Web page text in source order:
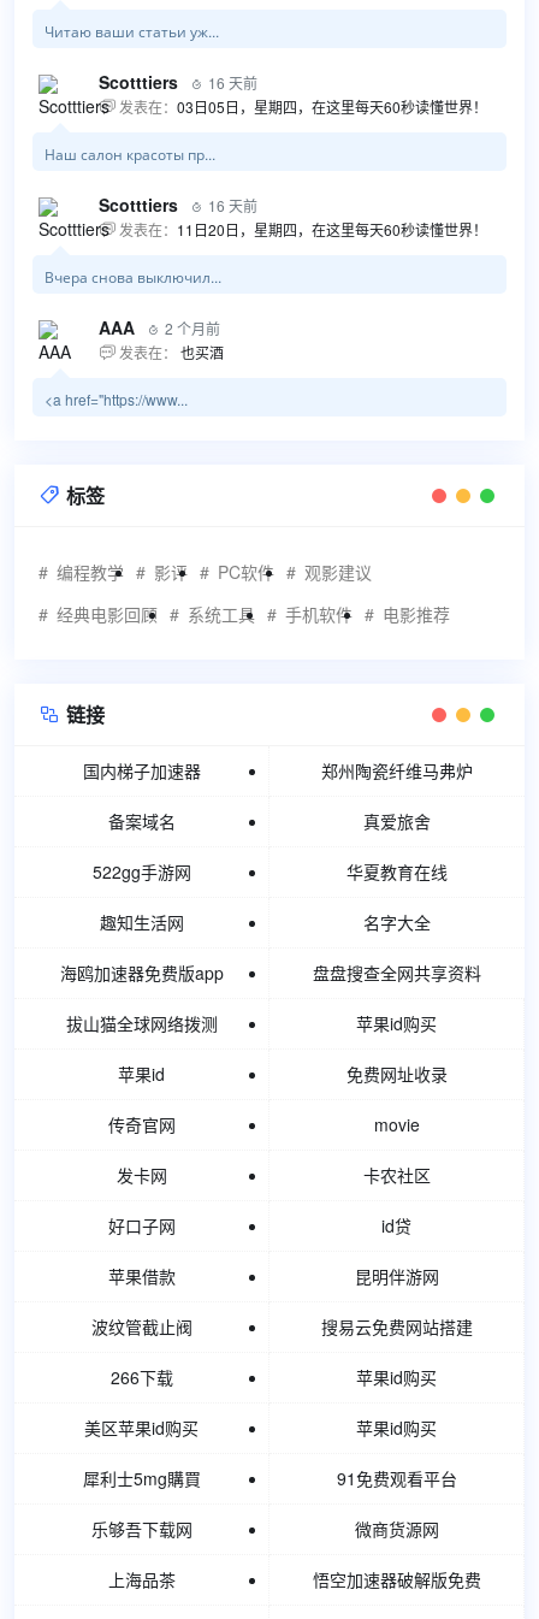
Читаю ваши статьи уж...
Scotttiers  16 天前
 发表在： 03日05日，星期四，在这里每天60秒读懂世界！
Наш салон красоты пр...
Scotttiers  16 天前
 发表在： 11日20日，星期四，在这里每天60秒读懂世界！
Вчера снова выключил...
AAA  2 个月前
 发表在： 也买酒
<a href="https://www...
 标签
编程教学 影评 PC软件
观影建议
经典电影回顾
系统工具 手机软件 电影推荐
 链接
国内梯子加速器 郑州陶瓷纤维马弗炉
备案域名 真爱旅舍
522gg手游网 华夏教育在线
趣知生活网 名字大全
海鸥加速器免费版app 盘盘搜查全网共享资料
拔山猫全球网络拨测 苹果id购买
苹果id 免费网址收录
传奇官网 movie
发卡网 卡农社区
好口子网 id贷
苹果借款 昆明伴游网
波纹管截止阀 搜易云免费网站搭建
266下载 苹果id购买
美区苹果id购买 苹果id购买
犀利士5mg購買 91免费观看平台
乐够吾下载网 微商货源网
上海品茶 悟空加速器破解版免费